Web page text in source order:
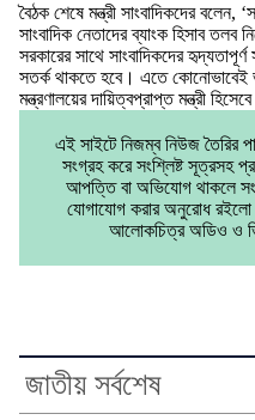
বৈঠক শেষে মন্ত্রী সাংবাদিকদের বলেন,
সাংবাদিক নেতাদের ব্যাংক হিসাব তলব
সরকারের সাথে সাংবাদিকদের
সতর্ক থাকতে হবে। এতে
মন্ত্রণালয়ের দায়িত্বপ্রাপ্ত মন্ত্রী
এই সাইটে নিজম্ব নিউজ তৈরির
সংগ্রহ করে সংশ্লিষ্ট সূত্রসহ
আপত্তি বা অভিযোগ থাকলে
যোগাযোগ করার অনুরোধ
আলোকচিত্র অডিও ও
জাতীয় সর্বশেষ